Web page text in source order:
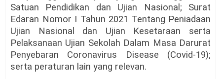
Satuan Pendidikan dan Ujian Nasional; Surat
Edaran Nomor I Tahun 2021 Tentang Peniadaan
Ujian Nasional dan Ujian Kesetaraan serta
Pelaksanaan Ujian Sekolah Dalam Masa Darurat
Penyebaran Coronavirus Disease (Covid-19);
serta peraturan lain yang relevan.